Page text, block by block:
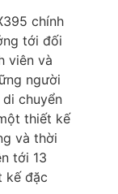
chính
tới đối
viên và
người
chuyển
thiết kế
và thời
tới 13
kế đặc